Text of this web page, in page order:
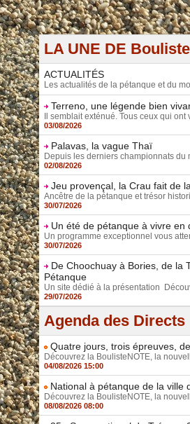
LA UNE DE
ACTUALITÉS
Les actualités de la pétanque et du
Terreno, une légende bien
Il semblait exténué. Tous ceux qui
03/08/2026
Palavas, la vague Thaï
Depuis les derniers championnats du
02/08/2026
Jeu provençal, la Crau fait de
Ancêtre de la pétanque et trésor
30/07/2026
Un été de pétanque à vivre en
Un programme exceptionnel vous
30/07/2026
De Choochuay à Bories, de la
Pétanque
Un site dédié à la présentation
29/07/2026
Agenda des Directs
Quatre jours, trois épreuves,
Découvrez la BoulisteNOTE, la
04/08/2026 15:00
National à pétanque de la ville
Découvrez la BoulisteNOTE, la
08/08/2026 08:00